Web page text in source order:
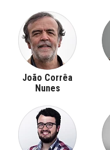
João Corrêa
Nunes